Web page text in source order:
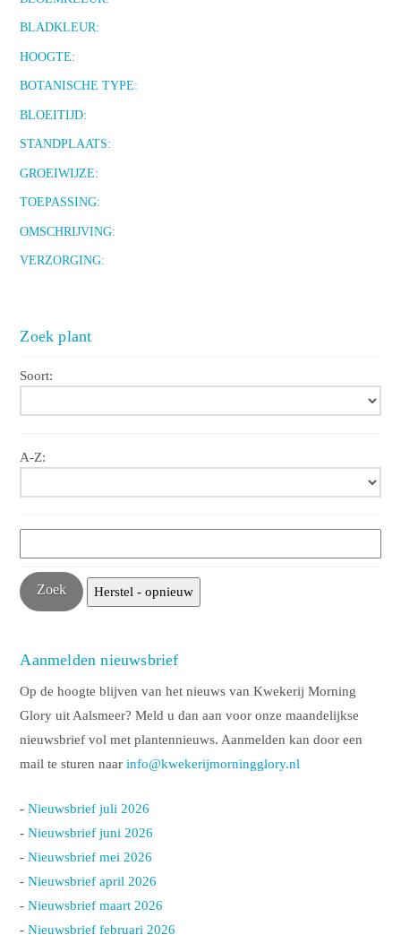
BLADKLEUR:
HOOGTE:
BOTANISCHE TYPE:
BLOEITIJD:
STANDPLAATS:
GROEIWIJZE:
TOEPASSING:
OMSCHRIJVING:
VERZORGING:
Zoek plant
Soort:
A-Z:
Aanmelden nieuwsbrief
Op de hoogte blijven van het nieuws van Kwekerij Morning
Glory uit Aalsmeer? Meld u dan aan voor onze maandelijkse
nieuwsbrief vol met plantennieuws. Aanmelden kan door een
mail te sturen naarinfo@kwekerijmorningglory.nl
-Nieuwsbrief juli 2026
-Nieuwsbrief juni 2026
-Nieuwsbrief mei 2026
-Nieuwsbrief april 2026
-Nieuwsbrief maart 2026
-Nieuwsbrief februari 2026